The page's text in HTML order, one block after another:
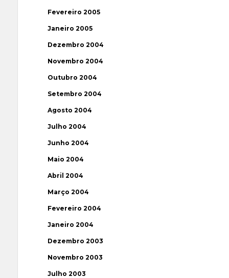
Fevereiro 2005
Janeiro 2005
Dezembro 2004
Novembro 2004
Outubro 2004
Setembro 2004
Agosto 2004
Julho 2004
Junho 2004
Maio 2004
Abril 2004
Março 2004
Fevereiro 2004
Janeiro 2004
Dezembro 2003
Novembro 2003
Julho 2003